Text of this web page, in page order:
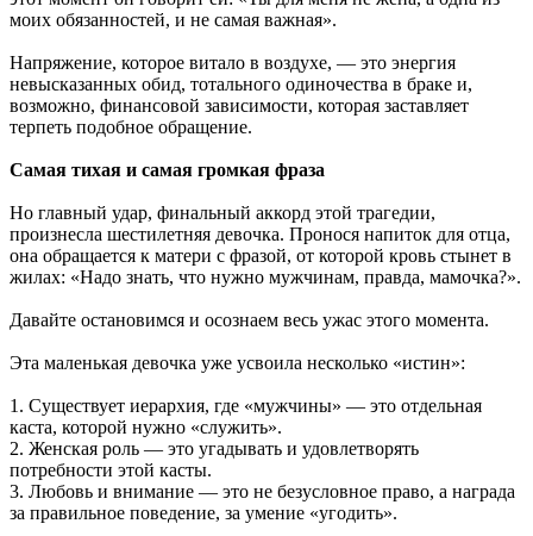
моих обязанностей, и не самая важная».
Напряжение, которое витало в воздухе, — это энергия
невысказанных обид, тотального одиночества в браке и,
возможно, финансовой зависимости, которая заставляет
терпеть подобное обращение.
Самая тихая и самая громкая фраза
Но главный удар, финальный аккорд этой трагедии,
произнесла шестилетняя девочка. Пронося напиток для отца,
она обращается к матери с фразой, от которой кровь стынет в
жилах: «Надо знать, что нужно мужчинам, правда, мамочка?».
Давайте остановимся и осознаем весь ужас этого момента.
Эта маленькая девочка уже усвоила несколько «истин»:
1. Существует иерархия, где «мужчины» — это отдельная
каста, которой нужно «служить».
2. Женская роль — это угадывать и удовлетворять
потребности этой касты.
3. Любовь и внимание — это не безусловное право, а награда
за правильное поведение, за умение «угодить».